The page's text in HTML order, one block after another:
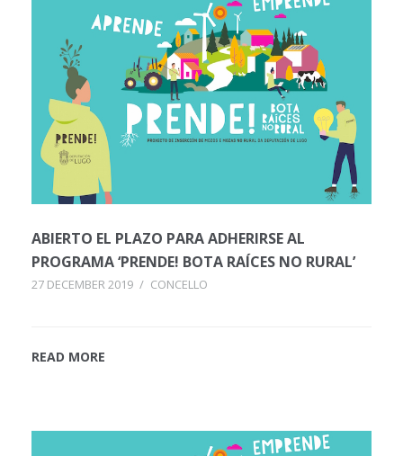
ABIERTO EL PLAZO PARA ADHERIRSE AL
PROGRAMA ‘PRENDE! BOTA RAÍCES NO RURAL’
27 DECEMBER 2019 / CONCELLO
READ MORE